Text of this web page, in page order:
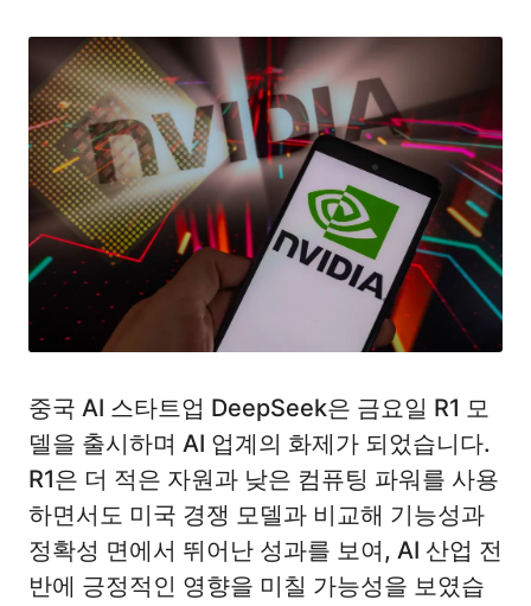
는
곳
중국 AI 스타트업 DeepSeek은 금요일 R1 모
델을 출시하며 AI 업계의 화제가 되었습니다.
R1은 더 적은 자원과 낮은 컴퓨팅 파워를 사용
하면서도 미국 경쟁 모델과 비교해 기능성과
정확성 면에서 뛰어난 성과를 보여, AI 산업 전
반에 긍정적인 영향을 미칠 가능성을 보였습